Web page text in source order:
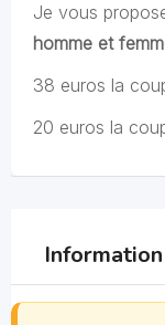
Je vous
homme et
38 euros la
20 euros la